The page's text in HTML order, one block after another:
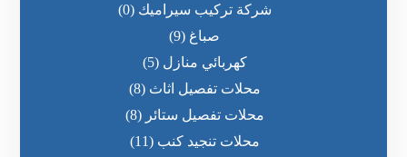
شركة تركيب سيراميك (0)
صباغ (9)
كهربائي منازل (5)
محلات تفصيل اثاث (8)
محلات تفصيل ستائر (8)
محلات تنجيد كنب (11)